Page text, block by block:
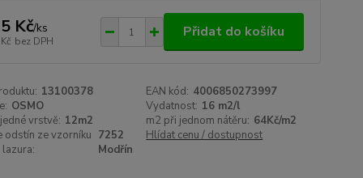
Kč/ks
bez DPH
Přidat do košíku
13100378 EAN kód: 4006850273997
OSMO Vydatnost: 16 m2/l
vrstvě: 12m2 m2 při jednom nátěru: 64Kč/m2
odstín ze vzorníku
lazura:
7252
Modřín
Hlídat cenu / dostupnost